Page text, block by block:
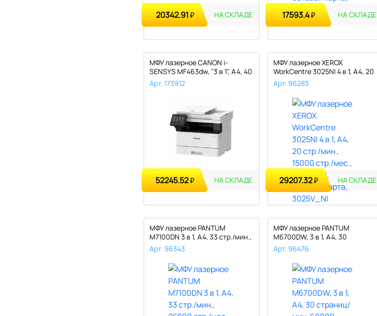
20342.91₽ НА СКЛАДЕ 17593.4₽ НА СКЛАДЕ
МФУ лазерное CANON i-
SENSYS MF463dw, "3 в 1", А4, 40
ст..
Арт. 173912
52245.52₽ НА СКЛАДЕ
МФУ лазерное XEROX
WorkCentre 3025NI 4 в 1, А4, 20
стр...
Арт. 96283
29207.32₽ НА СКЛАДЕ
МФУ лазерное PANTUM
M7100DN 3 в 1, А4, 33 стр./мин.,
25..
Арт. 96343
МФУ лазерное PANTUM
M6700DW, 3 в 1, А4, 30
страниц/мин,..
Арт. 96476